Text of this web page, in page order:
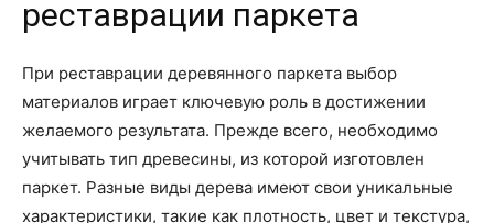
реставрации паркета
При реставрации деревянного паркета выбор
материалов играет ключевую роль в достижении
желаемого результата. Прежде всего, необходимо
учитывать тип древесины, из которой изготовлен
паркет. Разные виды дерева имеют свои уникальные
характеристики, такие как плотность, цвет и текстура,